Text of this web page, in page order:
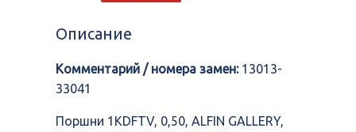
ALFIN
13101-
30150,
46698AG
Описание
Комментарий / номера замен:13013-
33041
Поршни 1KDFTV, 0,50, ALFIN GALLERY,